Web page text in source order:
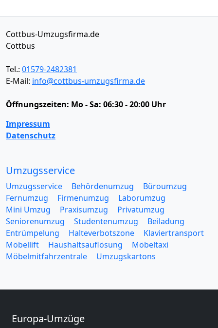
Cottbus-Umzugsfirma.de
Cottbus
Tel.: 01579-2482381
E-Mail: info@cottbus-umzugsfirma.de
Öffnungszeiten: Mo - Sa: 06:30 - 20:00 Uhr
Impressum
Datenschutz
Umzugsservice
Umzugsservice Behördenumzug
Büroumzug
Fernumzug
Firmenumzug
Laborumzug
Mini Umzug
Praxisumzug
Privatumzug
Seniorenumzug
Studentenumzug
Beiladung
Entrümpelung
Halteverbotszone
Klaviertransport
Möbellift
Haushaltsauflösung
Möbeltaxi
Möbelmitfahrzentrale
Umzugskartons
Europa-Umzüge